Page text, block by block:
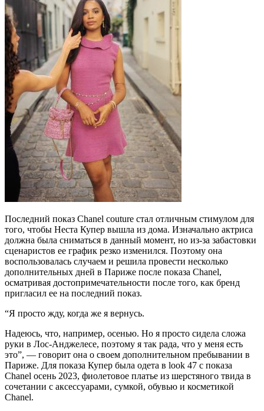
Последний показ Chanel couture стал отличным стимулом для
того, чтобы Неста Купер вышла из дома. Изначально актриса
должна была сниматься в данный момент, но из-за забастовки
сценаристов ее график резко изменился. Поэтому она
воспользовалась случаем и решила провести несколько
дополнительных дней в Париже после показа Chanel,
осматривая достопримечательности после того, как бренд
пригласил ее на последний показ.
“Я просто жду, когда же я вернусь.
Надеюсь, что, например, осенью. Но я просто сидела сложа
руки в Лос-Анджелесе, поэтому я так рада, что у меня есть
это”, — говорит она о своем дополнительном пребывании в
Париже. Для показа Купер была одета в look 47 с показа
Chanel осень 2023, фиолетовое платье из шерстяного твида в
сочетании с аксессуарами, сумкой, обувью и косметикой
Chanel.